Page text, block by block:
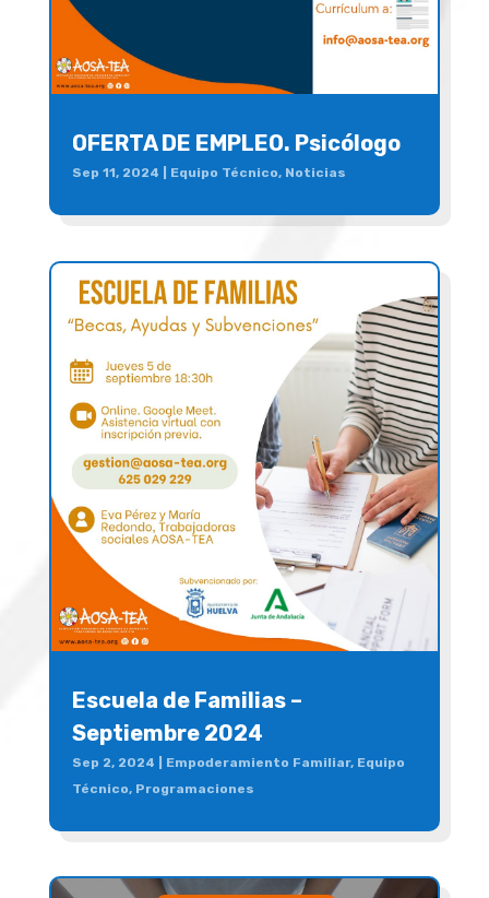
OFERTA DE EMPLEO. Psicólogo
Sep 11, 2024 Equipo Técnico, Noticias
Escuela de Familias –
Septiembre 2024
Sep 2, 2024 Empoderamiento Familiar, Equipo
Técnico, Programaciones